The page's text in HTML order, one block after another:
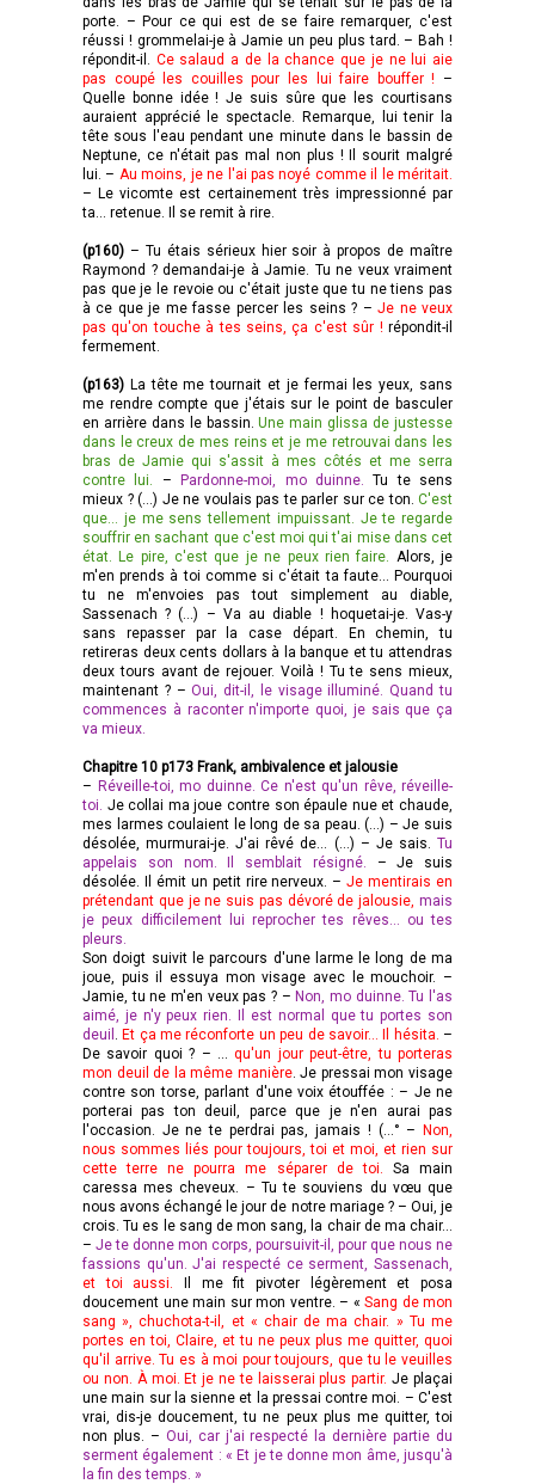
porte. – Pour ce qui est de se faire remarquer, c'est
réussi ! grommelai-je à Jamie un peu plus tard. – Bah !
répondit-il. Ce salaud a de la chance que je ne lui aie
pas coupé les couilles pour les lui faire bouffer ! –
Quelle bonne idée ! Je suis sûre que les courtisans
auraient apprécié le spectacle. Remarque, lui tenir la
tête sous l'eau pendant une minute dans le bassin de
Neptune, ce n'était pas mal non plus ! Il sourit malgré
lui. – Au moins, je ne l'ai pas noyé comme il le méritait.
– Le vicomte est certainement très impressionné par
ta... retenue. Il se remit à rire.
(p160) – Tu étais sérieux hier soir à propos de maître
Raymond ? demandai-je à Jamie. Tu ne veux vraiment
pas que je le revoie ou c'était juste que tu ne tiens pas
à ce que je me fasse percer les seins ? –Je ne veux
pas qu'on touche à tes seins, ça c'est sûr !répondit-il
fermement.
(p163) La tête me tournait et je fermai les yeux, sans
me rendre compte que j'étais sur le point de basculer
en arrière dans le bassin.Une main glissa de justesse
dans le creux de mes reins et je me retrouvai dans les
bras de Jamie qui s'assit à mes côtés et me serra
contre lui. –Pardonne-moi, mo duinne. Tu te sens
mieux ? (…) Je ne voulais pas te parler sur ce ton. C'est
que... je me sens tellement impuissant. Je te regarde
souffrir en sachant que c'est moi qui t'ai mise dans cet
état. Le pire, c'est que je ne peux rien faire. Alors, je
m'en prends à toi comme si c'était ta faute... Pourquoi
tu ne m'envoies pas tout simplement au diable,
Sassenach ? (…) – Va au diable ! hoquetai-je. Vas-y
sans repasser par la case départ. En chemin, tu
retireras deux cents dollars à la banque et tu attendras
deux tours avant de rejouer. Voilà ! Tu te sens mieux,
maintenant ? –Oui, dit-il, le visage illuminé. Quand tu
commences à raconter n'importe quoi, je sais que ça
va mieux.
Chapitre 10 p173 Frank, ambivalence et jalousie
– Réveille-toi, mo duinne. Ce n'est qu'un rêve, réveille-
toi. Je collai ma joue contre son épaule nue et chaude,
mes larmes coulaient le long de sa peau. (…) – Je suis
désolée, murmurai-je. J'ai rêvé de... (…) – Je sais. Tu
appelais son nom. Il semblait résigné. – Je suis
désolée. Il émit un petit rire nerveux. –Je mentirais en
prétendant que je ne suis pas dévoré de jalousie, mais
je peux difficilement lui reprocher tes rêves... ou tes
pleurs.
Son doigt suivit le parcours d'une larme le long de ma
joue, puis il essuya mon visage avec le mouchoir. –
Jamie, tu ne m'en veux pas ? –Non, mo duinne. Tu l'as
aimé, je n'y peux rien. Il est normal que tu portes son
deuil . Et ça me réconforte un peu de savoir... Il hésita. –
De savoir quoi ? – ...qu'un jour peut-être, tu porteras
mon deuil de la même manière. Je pressai mon visage
contre son torse, parlant d'une voix étouffée : – Je ne
porterai pas ton deuil, parce que je n'en aurai pas
l'occasion. Je ne te perdrai pas, jamais ! (…° – Non,
nous sommes liés pour toujours, toi et moi, et rien sur
cette terre ne pourra me séparer de toi. Sa main
caressa mes cheveux. – Tu te souviens du vœu que
nous avons échangé le jour de notre mariage ? – Oui, je
crois. Tu es le sang de mon sang, la chair de ma chair...
– Je te donne mon corps, poursuivit-il, pour que nous ne
fassions qu'un. J'ai respecté ce serment, Sassenach,
et toi aussi. Il me fit pivoter légèrement et posa
doucement une main sur mon ventre. – « Sang de mon
sang », chuchota-t-il, et « chair de ma chair. » Tu me
portes en toi, Claire, et tu ne peux plus me quitter, quoi
qu'il arrive. Tu es à moi pour toujours, que tu le veuilles
ou non. À moi. Et je ne te laisserai plus partir. Je plaçai
une main sur la sienne et la pressai contre moi. – C'est
vrai, dis-je doucement, tu ne peux plus me quitter, toi
non plus. – Oui, car j'ai respecté la dernière partie du
serment également : « Et je te donne mon âme, jusqu'à
la fin des temps. »